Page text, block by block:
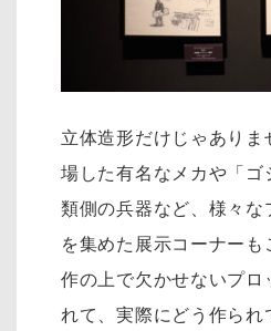
立体造形だけじゃありま
場した有名なメカや「ゴ
類側の兵器など、様々な
を集めた展示コーナーも
作の上で欠かせないプロ
れて、実際にどう作られ